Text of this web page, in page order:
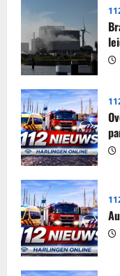
en
tabak
in
beslag
genomen
in
woning